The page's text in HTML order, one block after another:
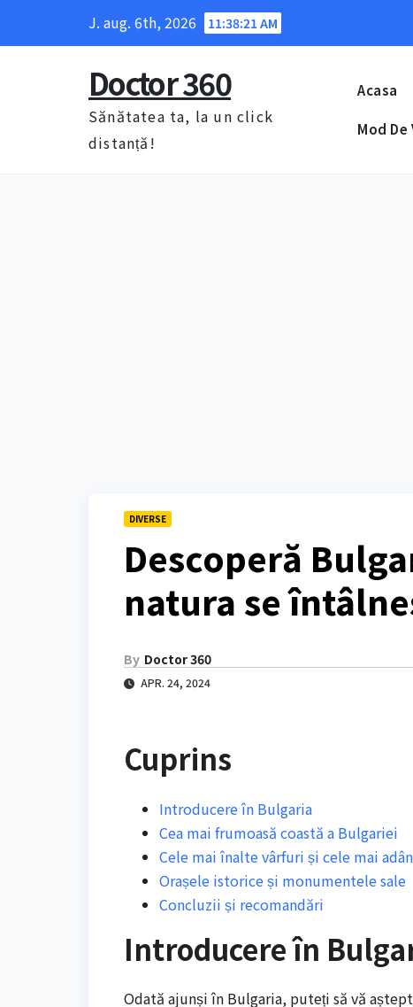
J. aug. 6th, 2026 11:38:22 AM
Doctor 360
Sănătatea ta, la un click
distanță!
Acasa
Mod De
DIVERSE
Descoperă
natura se
By Doctor 360
APR. 24, 2024
Cuprins
Introducere în Bulgaria
Cea mai frumoasă coastă a Bulgariei
Cele mai înalte vârfuri și cele mai
Orașele istorice și monumentele sale
Concluzii și recomandări
Introducere în
Odată ajunși în Bulgaria, puteți să vă